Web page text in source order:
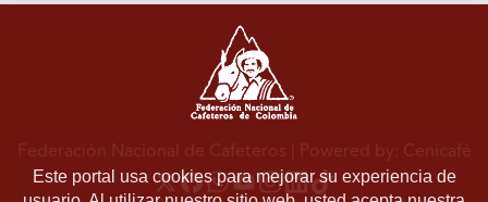
Este portal usa cookies para mejorar su experiencia de
Federación Nacional de Cafeteros | Powered by: Cenicafé